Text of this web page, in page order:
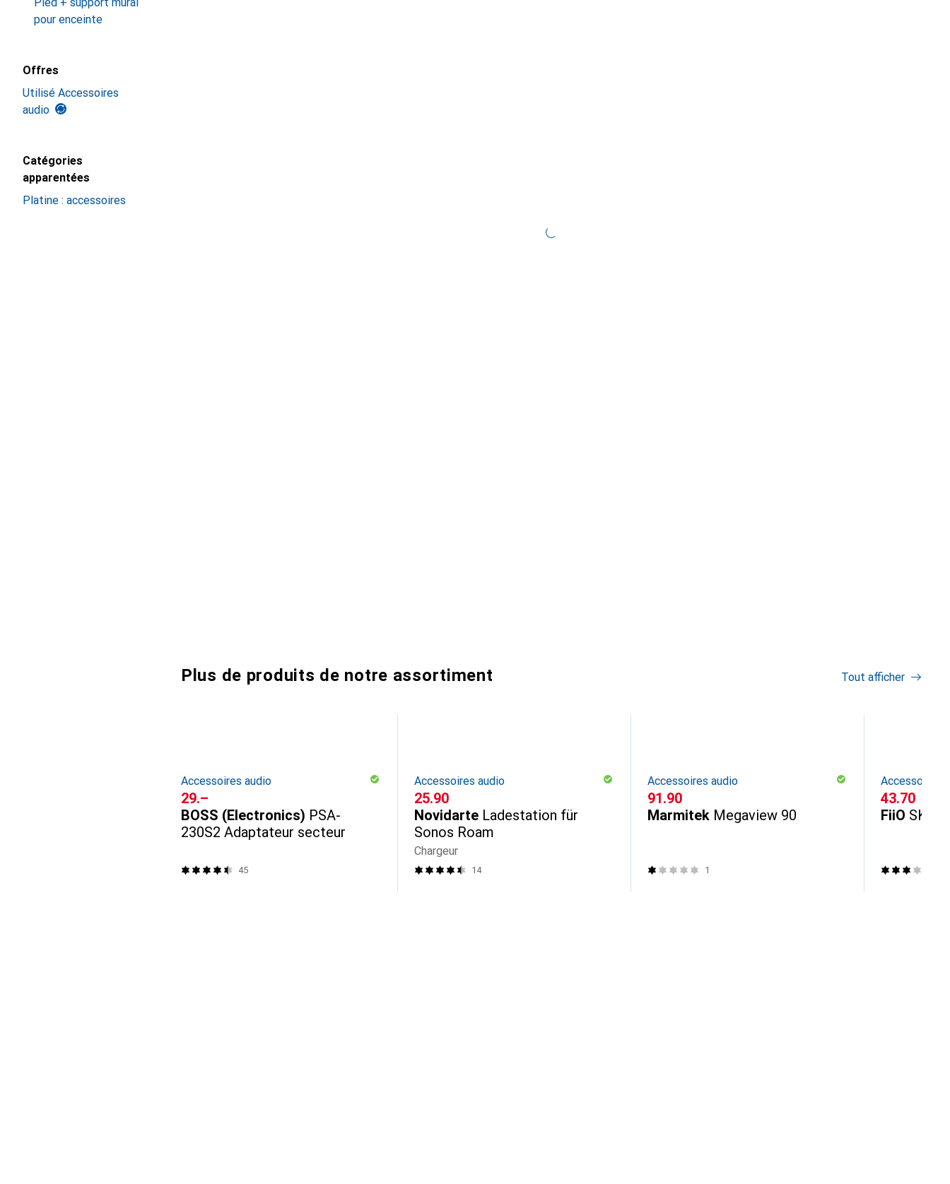
pour enceinte
Offres
Utilisé Accessoires
audio
Catégories
apparentées
Platine : accessoires
Plus de produits de notre assortiment Tout afficher
Accessoires audio
CHF
29.–
BOSS (Electronics) PSA-
230S2 Adaptateur secteur
45
Accessoires audio
CHF
25.90
Novidarte Ladestation für
Sonos Roam
Chargeur
14
Accessoires audio
CHF
91.90
Marmitek Megaview 90
1
Accessoires
CHF
43.70
FiiO SK-